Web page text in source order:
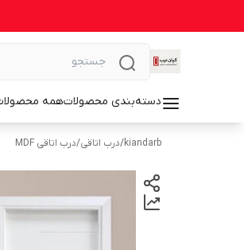
دسته‌بندی محصولاتهمه
kiandarb
/درب اتاقی/درب اتاقی MDF